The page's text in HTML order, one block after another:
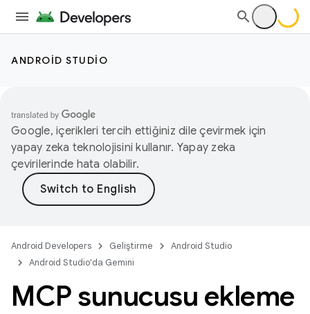
ANDROID STUDIO
Google, içerikleri tercih ettiğiniz dile çevirmek için
yapay zeka teknolojisini kullanır. Yapay zeka
çevirilerinde hata olabilir.
Android Developers Geliştirme
Android Studio
Android Studio'da Gemini
MCP sunucusu ekleme